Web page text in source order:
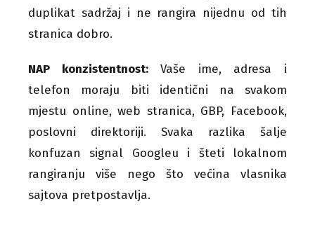
duplikat sadržaj i ne rangira nijednu od tih
stranica dobro.
NAP konzistentnost:Vaše ime, adresa i
telefon moraju biti identični na svakom
mjestu online, web stranica, GBP, Facebook,
poslovni direktoriji. Svaka razlika šalje
konfuzan signal Googleu i šteti lokalnom
rangiranju više nego što većina vlasnika
sajtova pretpostavlja.